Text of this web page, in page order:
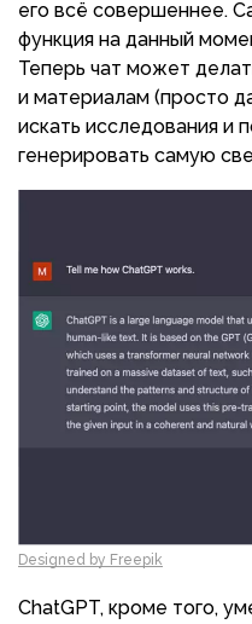
его всё совершеннее.
функция на данный
Теперь чат может
и материалам (просто
искать исследования и
генерировать самую
Designed by Freepik
ChatGPT, кроме того,